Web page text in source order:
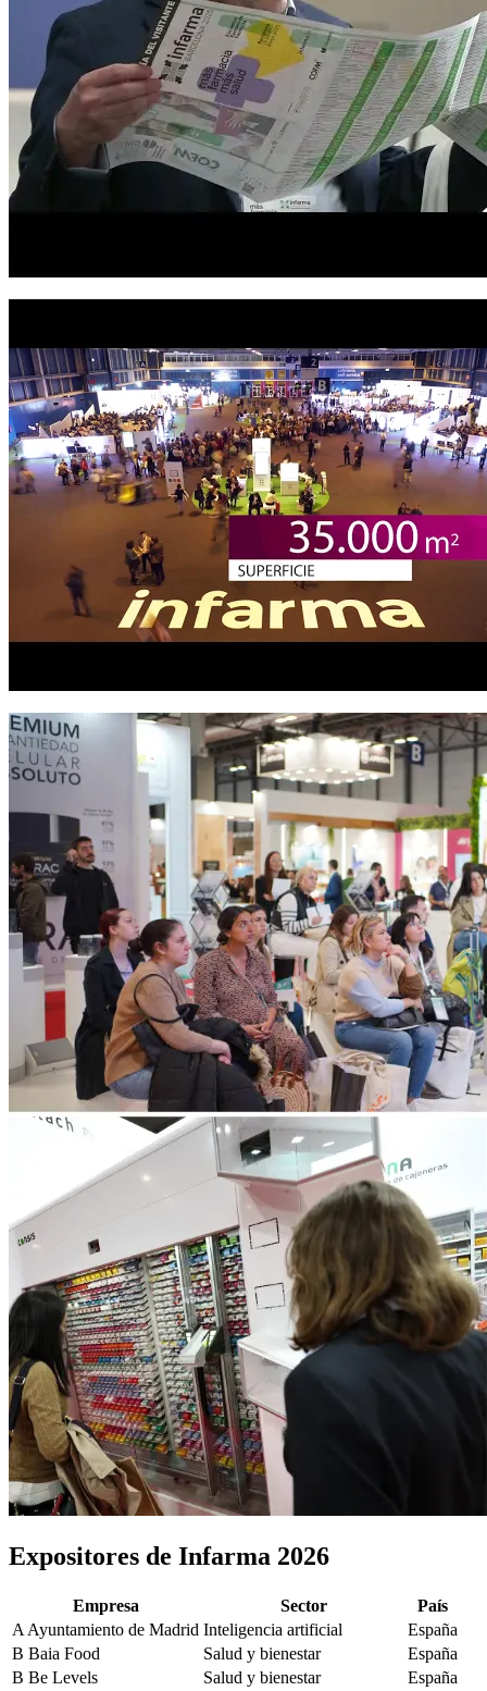
Expositores de Infarma 2026
Empresa Sector
País
A Ayuntamiento de Madrid Inteligencia artificial
España
B Baia Food Salud y bienestar
España
B Be Levels Salud y bienestar España